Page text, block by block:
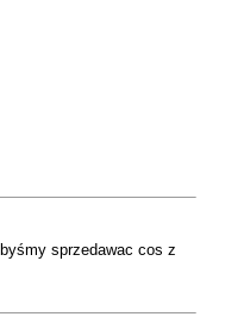
sprzedawac cos z